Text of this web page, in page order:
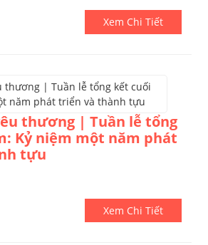
Xem Chi Tiết
thương | Tuần lễ tổng
Kỷ niệm một năm phát
tựu
Xem Chi Tiết